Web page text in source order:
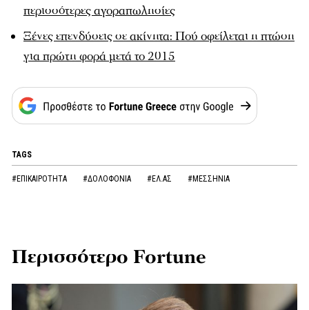
περισσότερες αγοραπωλησίες
Ξένες επενδύσεις σε ακίνητα: Πού οφείλεται η πτώση
για πρώτη φορά μετά το 2015
TAGS
#ΕΠΙΚΑΙΡΟΤΗΤΑ #ΔΟΛΟΦΟΝΙΑ #ΕΛ.ΑΣ #ΜΕΣΣΗΝΙΑ
Περισσότερο Fortune